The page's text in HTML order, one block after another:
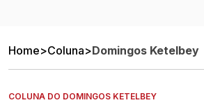
Home>Coluna>Domingos Ketelbey
COLUNA DO DOMINGOS KETELBEY